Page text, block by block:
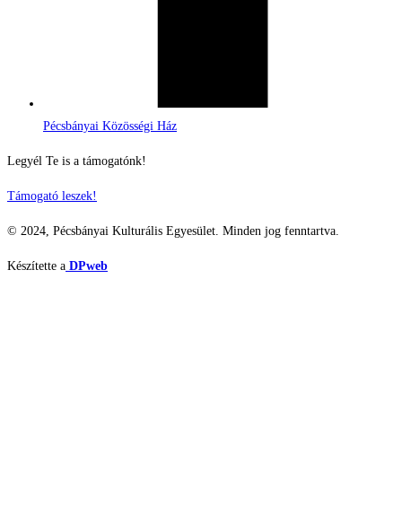
Pécsbányai Közösségi Ház
Legyél Te is a támogatónk!
Támogató leszek!
© 2024, Pécsbányai Kulturális Egyesület. Minden jog fenntartva.
Készítette a DPweb